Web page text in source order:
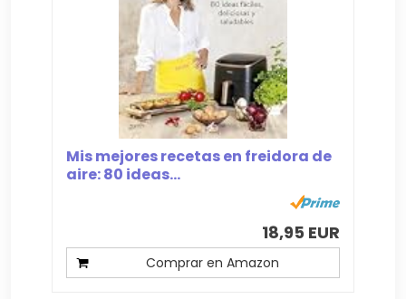
Mis mejores recetas en freidora de
aire: 80 ideas...
18,95 EUR
Comprar en Amazon